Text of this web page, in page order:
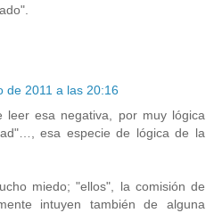
de 2011 a las 20:16
leer esa negativa, por muy lógica
esa especie de lógica de la
miedo; "ellos", la comisión de
intuyen también de alguna